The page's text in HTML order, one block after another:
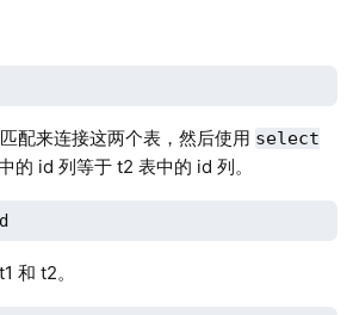
配来连接这两个表，然后使用 select
的 id 列等于 t2 表中的 id 列。
和 t2。